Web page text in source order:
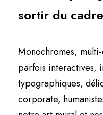
sortir du cadre
Monochromes,
parfois interactives,
typographiques,
corporate,